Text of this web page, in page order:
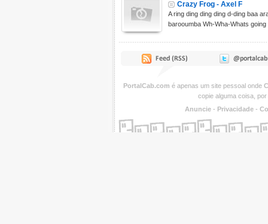
Crazy Frog - Axel F
A ring ding ding ding d-ding baa
barooumba Wh-Wha-Whats
PortalCab.com é apenas um site pessoal onde
copie alguma coisa,
Anuncie - Privacidade -